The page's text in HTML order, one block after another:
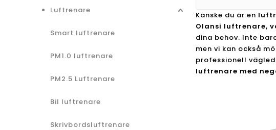
Luftrenare
Smart luftrenare
PM1.0 luftrenare
PM2.5 Luftrenare
Bil luftrenare
Skrivbordsluftrenare
Kanske du är en
Olansi luftrenare,
dina behov. Inte
men vi kan också
professionell
luftrenare med